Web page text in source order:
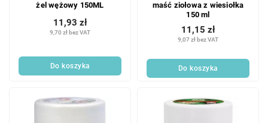
żel wężowy 150ML
9,70 zł bez VAT
11,93 zł
Do koszyka
maść ziołowa z wiesiołka
150 ml
9,07 zł bez VAT
11,15 zł
Do koszyka